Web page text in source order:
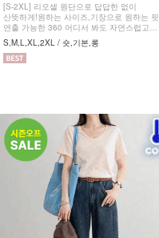
[S-2XL] 리오셀 원단으로 답답한 없이
산뜻하게!원하는 사이즈,기장으로 원하는 핏
연출 가능한 360 어디서 봐도 자연스럽고
균형잡힌 부츠컷 팬츠
S,M,L,XL,2XL / 숏,기본,롱